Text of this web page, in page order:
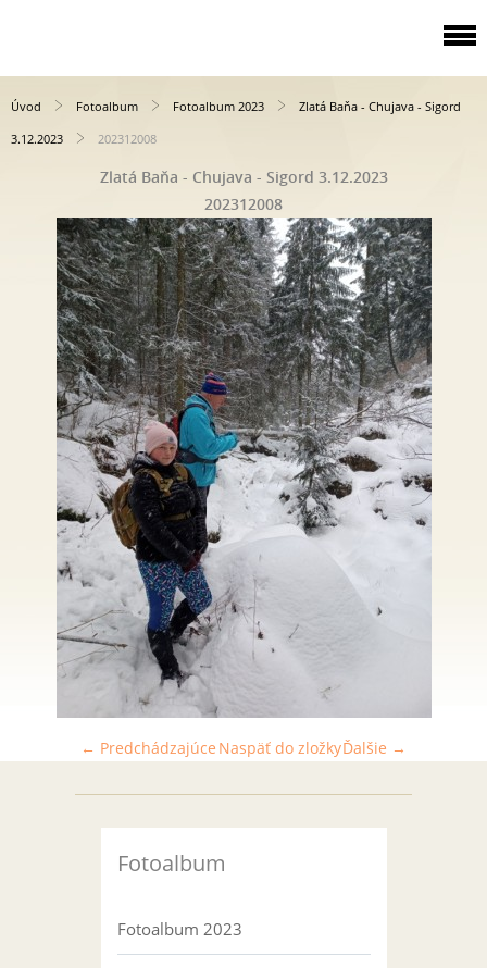
Úvod Fotoalbum Fotoalbum 2023
Zlatá Baňa - Chujava - Sigord
3.12.2023
202312008
Zlatá Baňa - Chujava - Sigord 3.12.2023
202312008
← Predchádzajúce Ďalšie →
Naspäť do zložky
Fotoalbum
Fotoalbum 2023